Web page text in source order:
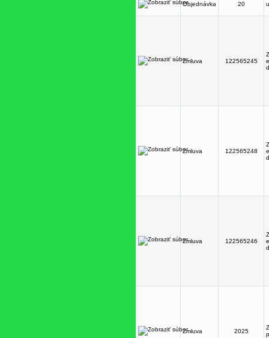
Objednávka 20
Zmluva 122565245
Zmluva 122565248
Zmluva 122565246
Zmluva 2025